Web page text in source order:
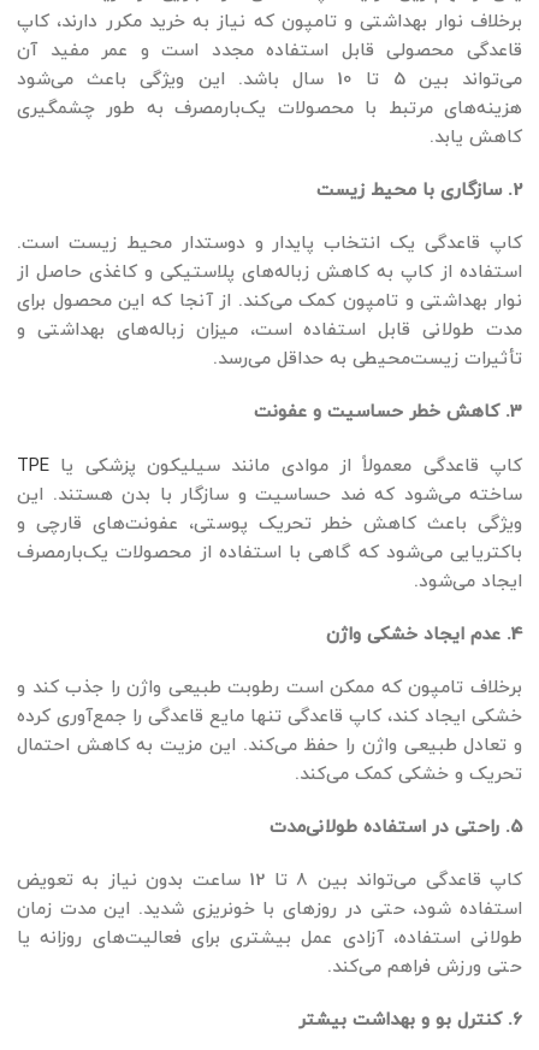
برخلاف نوار بهداشتی و تامپون که نیاز به خرید مکرر دارند، کاپ
قاعدگی محصولی قابل استفاده مجدد است و عمر مفید آن
می‌تواند بین 5 تا 10 سال باشد. این ویژگی باعث می‌شود
هزینه‌های مرتبط با محصولات یک‌بارمصرف به طور چشمگیری
کاهش یابد.
2. سازگاری با محیط زیست
کاپ قاعدگی یک انتخاب پایدار و دوستدار محیط زیست است.
استفاده از کاپ به کاهش زباله‌های پلاستیکی و کاغذی حاصل از
نوار بهداشتی و تامپون کمک می‌کند. از آنجا که این محصول برای
مدت طولانی قابل استفاده است، میزان زباله‌های بهداشتی و
تأثیرات زیست‌محیطی به حداقل می‌رسد.
3. کاهش خطر حساسیت و عفونت
کاپ قاعدگی معمولاً از موادی مانند سیلیکون پزشکی یا TPE
ساخته می‌شود که ضد حساسیت و سازگار با بدن هستند. این
ویژگی باعث کاهش خطر تحریک پوستی، عفونت‌های قارچی و
باکتریایی می‌شود که گاهی با استفاده از محصولات یک‌بارمصرف
ایجاد می‌شود.
4. عدم ایجاد خشکی واژن
برخلاف تامپون که ممکن است رطوبت طبیعی واژن را جذب کند و
خشکی ایجاد کند، کاپ قاعدگی تنها مایع قاعدگی را جمع‌آوری کرده
و تعادل طبیعی واژن را حفظ می‌کند. این مزیت به کاهش احتمال
تحریک و خشکی کمک می‌کند.
5. راحتی در استفاده طولانی‌مدت
کاپ قاعدگی می‌تواند بین 8 تا 12 ساعت بدون نیاز به تعویض
استفاده شود، حتی در روزهای با خونریزی شدید. این مدت زمان
طولانی استفاده، آزادی عمل بیشتری برای فعالیت‌های روزانه یا
حتی ورزش فراهم می‌کند.
6. کنترل بو و بهداشت بیشتر